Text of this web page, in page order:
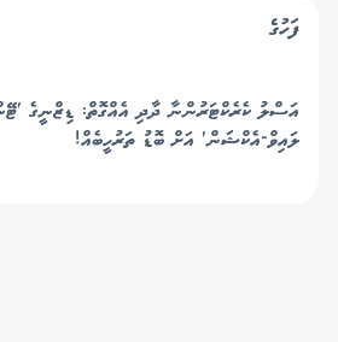
ފަހުގެ
އަސްލު ކެރެކްޓަރުންނާ ދާދި އެއްގޮތް: ޑިޒްނީގެ
ލައިވް-އެކްޝަން' އަށް ބޮޑު ތަރުހީބެއް!